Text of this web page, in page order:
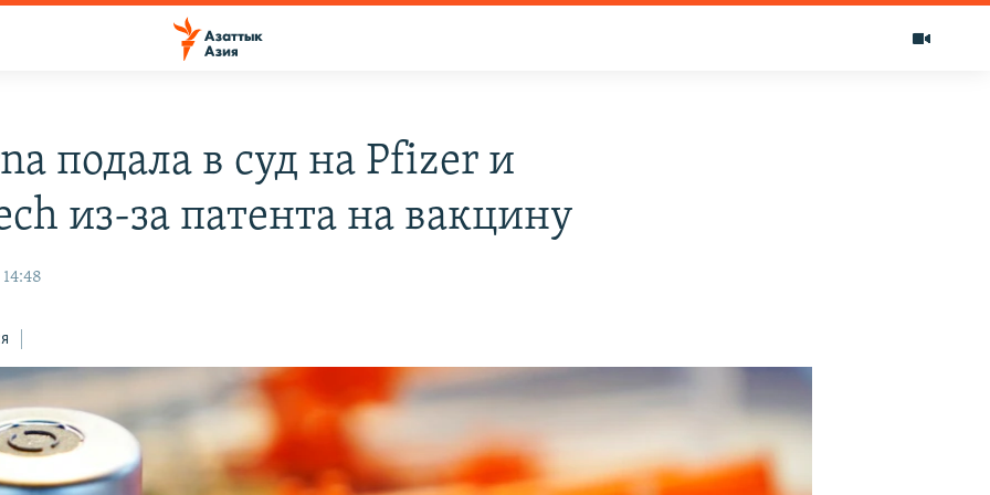
подала в суд на Pfizer и
из-за патента на вакцину